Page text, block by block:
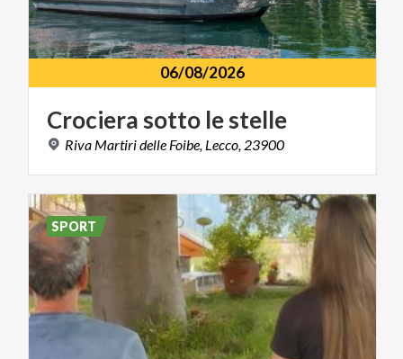
06/08/2026
Crociera sotto lestelle
Riva Martiridelle Foibe, Lecco, 23900
SPORT